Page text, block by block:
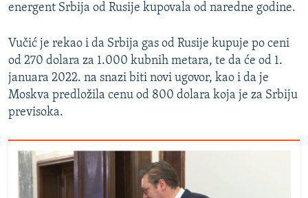
energent Srbija od Rusije kupovala od naredne godine.
Vučić je rekao i da Srbija gas od Rusije kupuje po ceni
od 270 dolara za 1.000 kubnih metara, te da će od 1.
januara 2022. na snazi biti novi ugovor, kao i da je
Moskva predložila cenu od 800 dolara koja je za Srbiju
previsoka.